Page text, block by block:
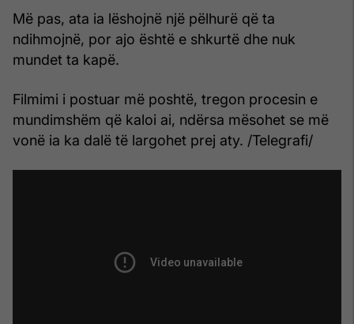
Më pas, ata ia lëshojnë një pëlhurë që ta
ndihmojnë, por ajo është e shkurtë dhe nuk
mundet ta kapë.
Filmimi i postuar më poshtë, tregon procesin e
mundimshëm që kaloi ai, ndërsa mësohet se më
vonë ia ka dalë të largohet prej aty. /Telegrafi/